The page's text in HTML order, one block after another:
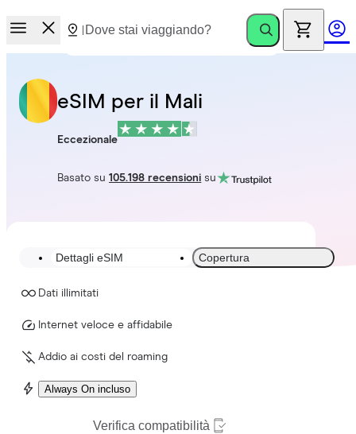
eSIM per il Mali
Eccezionale
Basato su105.198 recensioni su
Dettagli eSIM Copertura
Dati illimitati
Internet veloce e affidabile
Addio ai costi del roaming
Always On incluso
Verifica compatibilità